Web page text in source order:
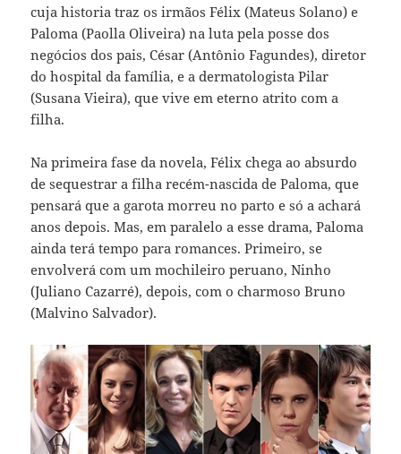
cuja historia traz os irmãos Félix (Mateus Solano) e
Paloma (Paolla Oliveira) na luta pela posse dos
negócios dos pais, César (Antônio Fagundes), diretor
do hospital da família, e a dermatologista Pilar
(Susana Vieira), que vive em eterno atrito com a
filha.
Na primeira fase da novela, Félix chega ao absurdo
de sequestrar a filha recém-nascida de Paloma, que
pensará que a garota morreu no parto e só a achará
anos depois. Mas, em paralelo a esse drama, Paloma
ainda terá tempo para romances. Primeiro, se
envolverá com um mochileiro peruano, Ninho
(Juliano Cazarré), depois, com o charmoso Bruno
(Malvino Salvador).